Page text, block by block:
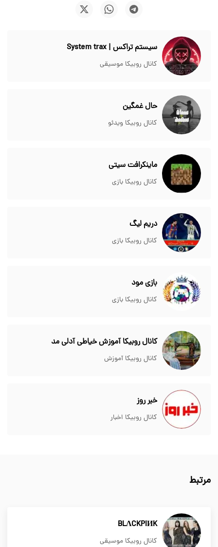
سیستم تراکس | System trax
کانال روبیکا موسیقی
حال غمگین
کانال روبیکا ویدئو
ماینکرافت سیتی
کانال روبیکا بازی
دریم لیگ
کانال روبیکا بازی
بازی مود
کانال روبیکا بازی
کانال روبیکا آموزش خیاطی آدلی مد
کانال روبیکا آموزش
خبر روز
کانال روبیکا اخبار
مرتبط
BLΛCKPIИK
کانال روبیکا موسیقی